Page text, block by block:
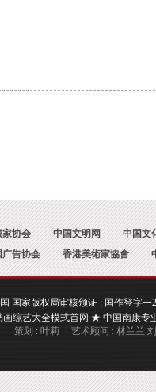
家协会 中国文明网
中国文
广告协会 香港美術家協會
国家版权局审核颁证 : 国作登字
画综艺大全模式首网 ★ 中国南康
策划 : 叶莉 艺术顾问 : 林兰兰